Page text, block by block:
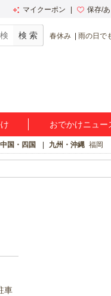
マイクーポン 保存/
春休み 雨の日で
おでかけニュー
中国・四国 九州・沖縄 福岡
車